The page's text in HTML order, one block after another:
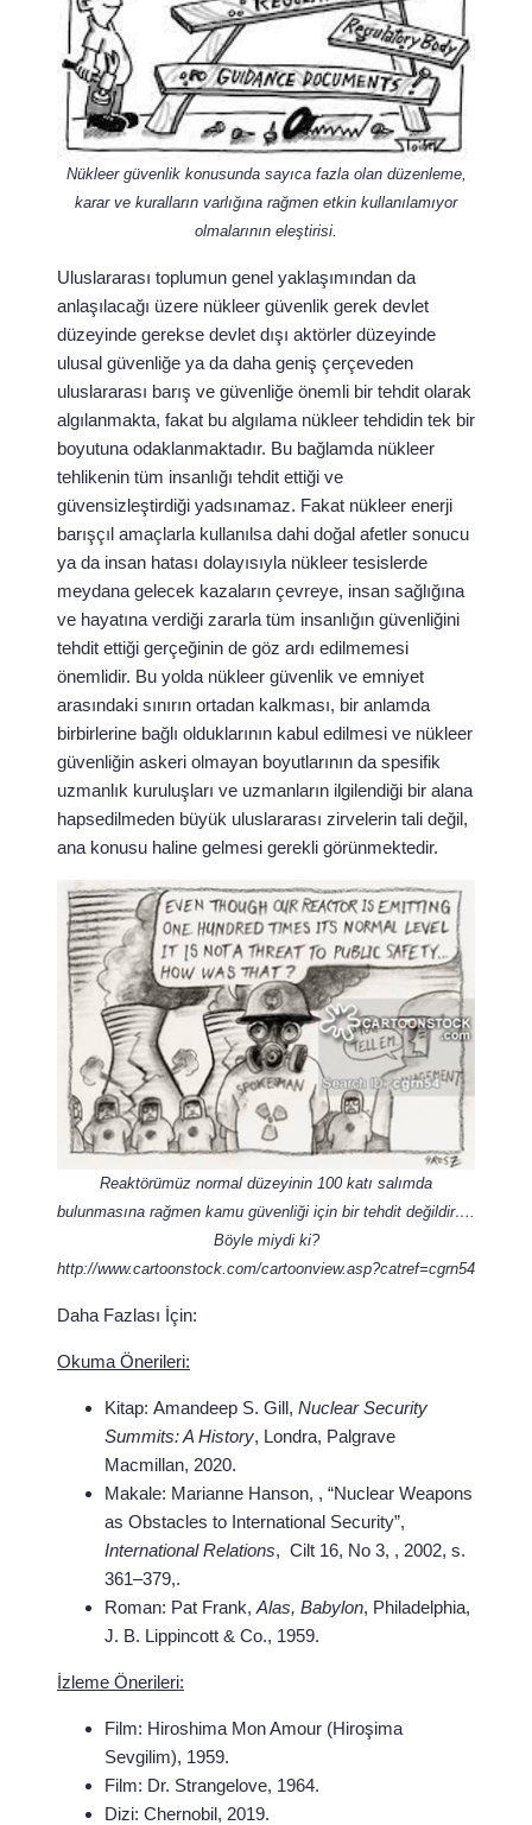
Nükleer güvenlik konusunda sayıca fazla olan düzenleme,
karar ve kuralların varlığına rağmen etkin kullanılamıyor
olmalarının eleştirisi.
Uluslararası toplumun genel yaklaşımından da
anlaşılacağı üzere nükleer güvenlik gerek devlet
düzeyinde gerekse devlet dışı aktörler düzeyinde
ulusal güvenliğe ya da daha geniş çerçeveden
uluslararası barış ve güvenliğe önemli bir tehdit olarak
algılanmakta, fakat bu algılama nükleer tehdidin tek bir
boyutuna odaklanmaktadır. Bu bağlamda nükleer
tehlikenin tüm insanlığı tehdit ettiği ve
güvensizleştirdiği yadsınamaz. Fakat nükleer enerji
barışçıl amaçlarla kullanılsa dahi doğal afetler sonucu
ya da insan hatası dolayısıyla nükleer tesislerde
meydana gelecek kazaların çevreye, insan sağlığına
ve hayatına verdiği zararla tüm insanlığın güvenliğini
tehdit ettiği gerçeğinin de göz ardı edilmemesi
önemlidir. Bu yolda nükleer güvenlik ve emniyet
arasındaki sınırın ortadan kalkması, bir anlamda
birbirlerine bağlı olduklarının kabul edilmesi ve nükleer
güvenliğin askeri olmayan boyutlarının da spesifik
uzmanlık kuruluşları ve uzmanların ilgilendiği bir alana
hapsedilmeden büyük uluslararası zirvelerin tali değil,
ana konusu haline gelmesi gerekli görünmektedir.
Reaktörümüz normal düzeyinin 100 katı salımda
bulunmasına rağmen kamu güvenliği için bir tehdit değildir….
Böyle miydi ki?
http://www.cartoonstock.com/cartoonview.asp?catref=cgrn54
Daha Fazlası İçin:
Okuma Önerileri:
Kitap: Amandeep S. Gill, Nuclear Security
Summits: A History, Londra, Palgrave
Macmillan, 2020.
Makale: Marianne Hanson, , “Nuclear Weapons
as Obstacles to International Security”,
International Relations, Cilt 16, No 3, , 2002, s.
361–379,.
Roman: Pat Frank, Alas, Babylon, Philadelphia,
J. B. Lippincott & Co., 1959.
İzleme Önerileri:
Film: Hiroshima Mon Amour (Hiroşima
Sevgilim), 1959.
Film: Dr. Strangelove, 1964.
Dizi: Chernobil, 2019.